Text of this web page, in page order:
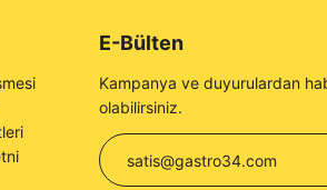
E-Bülten
Kampanya ve duyurulardan
olabilirsiniz.